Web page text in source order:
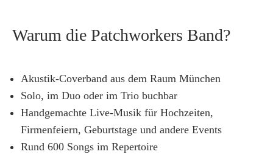
Warum die Patchworkers Band?
Akustik-Coverband aus dem Raum München
Solo, im Duo oder im Trio buchbar
Handgemachte Live-Musik für Hochzeiten,
Firmenfeiern, Geburtstage und andere Events
Rund 600 Songs im Repertoire